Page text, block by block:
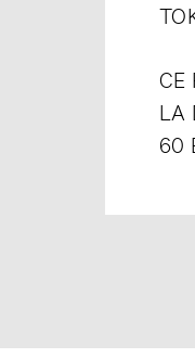
CE
LA
60